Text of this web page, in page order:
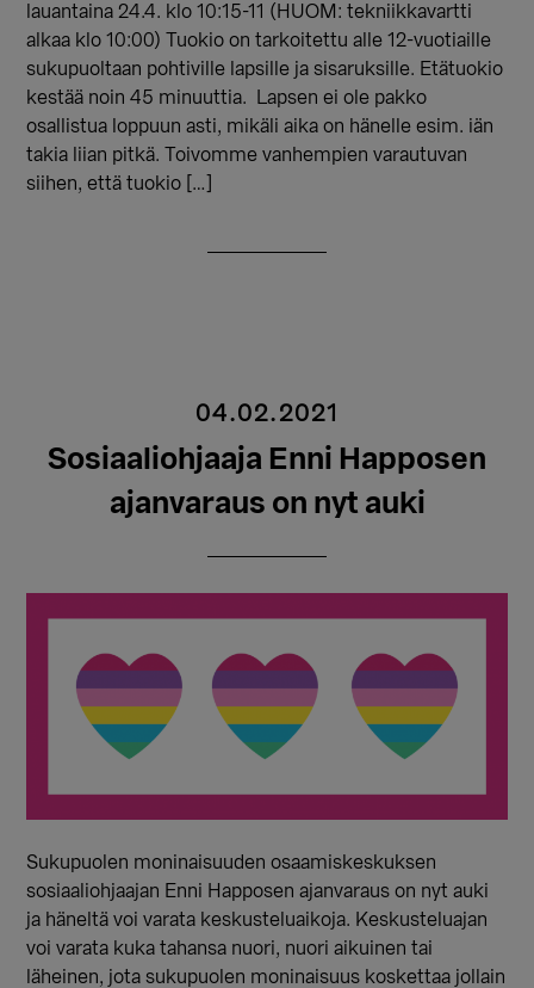
lauantaina 24.4. klo 10:15-11 (HUOM: tekniikkavartti
alkaa klo 10:00) Tuokio on tarkoitettu alle 12-vuotiaille
sukupuoltaan pohtiville lapsille ja sisaruksille. Etätuokio
kestää noin 45 minuuttia. Lapsen ei ole pakko
osallistua loppuun asti, mikäli aika on hänelle esim. iän
takia liian pitkä. Toivomme vanhempien varautuvan
siihen, että tuokio […]
04.02.2021
Sosiaaliohjaaja Enni Happosen
ajanvaraus on nyt auki
Sukupuolen moninaisuuden osaamiskeskuksen
sosiaaliohjaajan Enni Happosen ajanvaraus on nyt auki
ja häneltä voi varata keskusteluaikoja. Keskusteluajan
voi varata kuka tahansa nuori, nuori aikuinen tai
läheinen, jota sukupuolen moninaisuus koskettaa jollain